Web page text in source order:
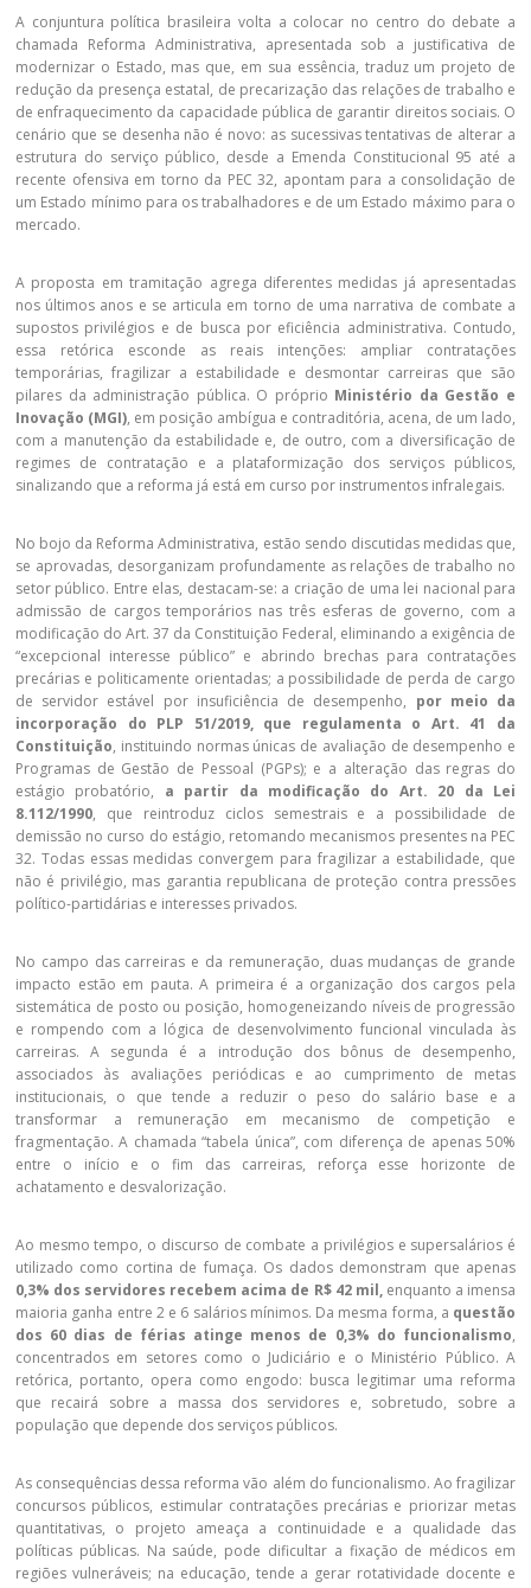
A conjuntura política brasileira volta a colocar no centro do debate a
chamada Reforma Administrativa, apresentada sob a justificativa de
modernizar o Estado, mas que, em sua essência, traduz um projeto de
redução da presença estatal, de precarização das relações de trabalho e
de enfraquecimento da capacidade pública de garantir direitos sociais. O
cenário que se desenha não é novo: as sucessivas tentativas de alterar a
estrutura do serviço público, desde a Emenda Constitucional 95 até a
recente ofensiva em torno da PEC 32, apontam para a consolidação de
um Estado mínimo para os trabalhadores e de um Estado máximo para o
mercado.
A proposta em tramitação agrega diferentes medidas já apresentadas
nos últimos anos e se articula em torno de uma narrativa de combate a
supostos privilégios e de busca por eficiência administrativa. Contudo,
essa retórica esconde as reais intenções: ampliar contratações
temporárias, fragilizar a estabilidade e desmontar carreiras que são
pilares da administração pública. O próprio Ministério da Gestão e
Inovação (MGI), em posição ambígua e contraditória, acena, de um lado,
com a manutenção da estabilidade e, de outro, com a diversificação de
regimes de contratação e a plataformização dos serviços públicos,
sinalizando que a reforma já está em curso por instrumentos infralegais.
No bojo da Reforma Administrativa, estão sendo discutidas medidas que,
se aprovadas, desorganizam profundamente as relações de trabalho no
setor público. Entre elas, destacam-se: a criação de uma lei nacional para
admissão de cargos temporários nas três esferas de governo, com a
modificação do Art. 37 da Constituição Federal, eliminando a exigência de
“excepcional interesse público” e abrindo brechas para contratações
precárias e politicamente orientadas; a possibilidade de perda de cargo
de servidor estável por insuficiência de desempenho, por meio da
incorporação do PLP 51/2019, que regulamenta o Art. 41 da
Constituição, instituindo normas únicas de avaliação de desempenho e
Programas de Gestão de Pessoal (PGPs); e a alteração das regras do
estágio probatório, a partir da modificação do Art. 20 da Lei
8.112/1990, que reintroduz ciclos semestrais e a possibilidade de
demissão no curso do estágio, retomando mecanismos presentes na PEC
32. Todas essas medidas convergem para fragilizar a estabilidade, que
não é privilégio, mas garantia republicana de proteção contra pressões
político-partidárias e interesses privados.
No campo das carreiras e da remuneração, duas mudanças de grande
impacto estão em pauta. A primeira é a organização dos cargos pela
sistemática de posto ou posição, homogeneizando níveis de progressão
e rompendo com a lógica de desenvolvimento funcional vinculada às
carreiras. A segunda é a introdução dos bônus de desempenho,
associados às avaliações periódicas e ao cumprimento de metas
institucionais, o que tende a reduzir o peso do salário base e a
transformar a remuneração em mecanismo de competição e
fragmentação. A chamada “tabela única”, com diferença de apenas 50%
entre o início e o fim das carreiras, reforça esse horizonte de
achatamento e desvalorização.
Ao mesmo tempo, o discurso de combate a privilégios e supersalários é
utilizado como cortina de fumaça. Os dados demonstram que apenas
0,3% dos servidores recebem acima de R$ 42 mil,enquanto a imensa
maioria ganha entre 2 e 6 salários mínimos. Da mesma forma, a questão
dos 60 dias de férias atinge menos de 0,3% do funcionalismo,
concentrados em setores como o Judiciário e o Ministério Público. A
retórica, portanto, opera como engodo: busca legitimar uma reforma
que recairá sobre a massa dos servidores e, sobretudo, sobre a
população que depende dos serviços públicos.
As consequências dessa reforma vão além do funcionalismo. Ao fragilizar
concursos públicos, estimular contratações precárias e priorizar metas
quantitativas, o projeto ameaça a continuidade e a qualidade das
políticas públicas. Na saúde, pode dificultar a fixação de médicos em
regiões vulneráveis; na educação, tende a gerar rotatividade docente e